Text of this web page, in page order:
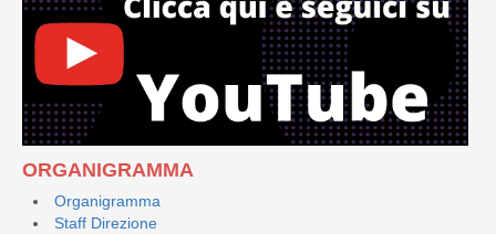
ORGANIGRAMMA
Organigramma
Staff Direzione